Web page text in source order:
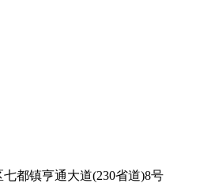
都镇亨通大道(230省道)8号